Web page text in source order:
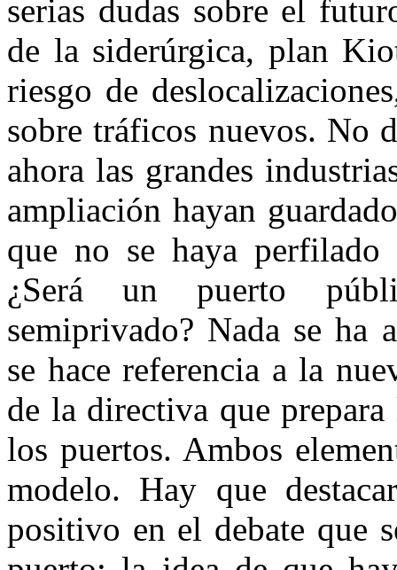
serias dudas sobre el
de la siderúrgica, plan
riesgo de
sobre tráficos nuevos. No
ahora las grandes
ampliación hayan
que no se haya
¿Será un puerto
semiprivado? Nada se ha
se hace referencia a la
de la directiva que
los puertos. Ambos
modelo. Hay que
positivo en el debate que